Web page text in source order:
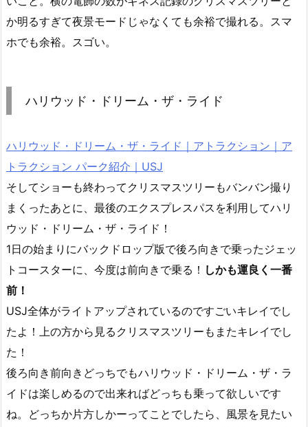
か明るすぎて夜景モードじゃなくても余裕で撮れる。スマ
ホでも余裕。スゴい。
ハリウッド・ドリーム・ザ・ライド
ハリウッド・ドリーム・ザ・ライド｜アトラクション｜ア
トラクション パーク紹介｜USJ
そしてショーも終わってクリスマスツリーもバンバン撮り
まくったあとに、最後のエクスプレスパスを利用してハリ
ウッド・ドリーム・ザ・ライド！
1日の始まりにバックドロップ版で後ろ向きで乗ったジェッ
トコースターに、今度は前向きで乗る！ しかも運良く一番
前！
USJ全体がライトアップされているのですごいキレイでし
たよ！上の方から見るクリスマスツリーもまたキレイでし
た！
後ろ向き前向きどっちでもハリウッド・ドリーム・ザ・ラ
イドは楽しめるので出来ればどっちも乗って欲しいです
ね。どっちか片方しかーってことでしたら、風景を見たい